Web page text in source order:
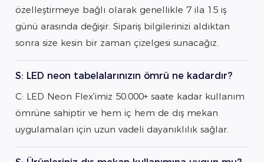
özelleştirmeye bağlı olarak genellikle 7 ila 15 iş
günü arasında değişir. Sipariş bilgilerinizi aldıktan
sonra size kesin bir zaman çizelgesi sunacağız.
S: LED neon tabelalarınızın ömrü ne kadardır?
C: LED Neon Flex'imiz 50.000+ saate kadar kullanım
ömrüne sahiptir ve hem iç hem de dış mekan
uygulamaları için uzun vadeli dayanıklılık sağlar.